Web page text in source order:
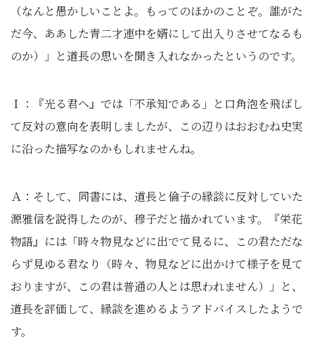
（なんと愚かしいことよ。もってのほかのことぞ。誰がた
だ今、ああした青二才連中を婿にして出入りさせてなるも
のか）」と道長の思いを聞き入れなかったというのです。
Ｉ：『光る君へ』では「不承知である」と口角泡を飛ばし
て反対の意向を表明しましたが、この辺りはおおむね史実
に沿った描写なのかもしれませんね。
Ａ：そして、同書には、道長と倫子の縁談に反対していた
源雅信を説得したのが、穆子だと描かれています。『栄花
物語』には「時々物見などに出でて見るに、この君ただな
らず見ゆる君なり（時々、物見などに出かけて様子を見て
おりますが、この君は普通の人とは思われません）」と、
道長を評価して、縁談を進めるようアドバイスしたようで
す。